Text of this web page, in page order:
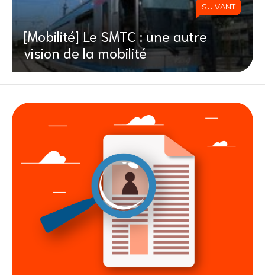
SUIVANT
[Mobilité] Le SMTC : une autre
vision de la mobilité